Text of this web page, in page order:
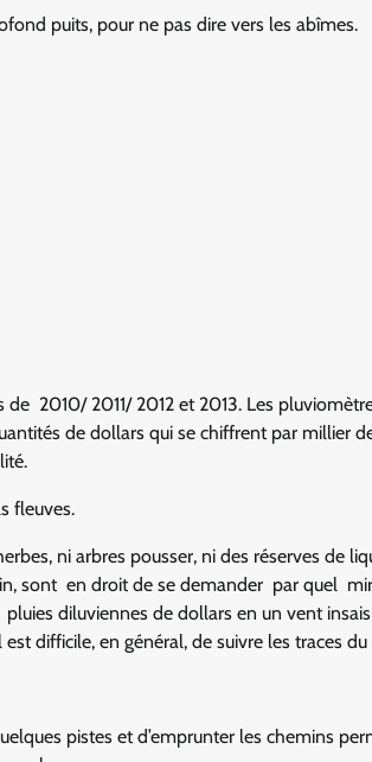
puits, pour ne pas dire vers les abîmes.
2010/ 2011/ 2012 et 2013. Les
de dollars qui se chiffrent par millier
fleuves.
ni arbres pousser, ni des réserves de
sont en droit de se demander par quel
diluviennes de dollars en un vent
difficile, en général, de suivre les traces
pistes et d’emprunter les chemins